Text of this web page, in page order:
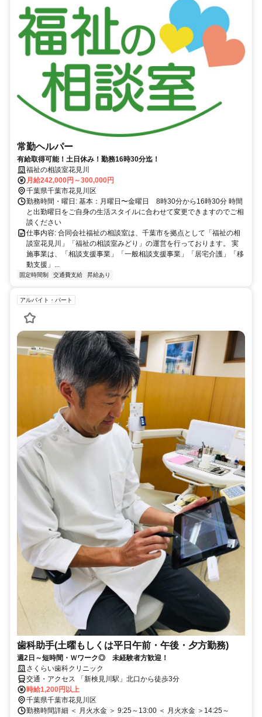
常勤ヘルパー
有給取得可能！土日休み！勤務16時30分迄！
福祉の相談室花見川
月給242,000円～300,000円
千葉県千葉市花見川区
勤務時間・曜日: 基本：月曜日〜金曜日 8時30分から16時30分 時間
と出勤曜日をご自身の生活スタイルに合わせて変更できますのでご相
談ください
仕事内容: 合同会社福祉の相談室は、千葉市を拠点として「福祉の相
談室花見川」「福祉の相談室みどり」の運営を行っております。 実
施事業は、「相談支援事業」「一般相談支援事業」「居宅介護」「移
動支援」...
固定時間制 交通費支給 昇給あり
アルバイト・パート
歯科助手(土曜もしくは平日午前・午後・夕方勤務)
週2日～短時間・Ｗワーク◎ 未経験者方歓迎！
さくらい歯科クリニック
交通・アクセス 「新検見川駅」北口から徒歩3分
時給1,200円以上
千葉県千葉市花見川区
勤務時間詳細 ＜ 月火水金 ＞ 9:25～13:00 ＜ 月火水金 ＞14:25～